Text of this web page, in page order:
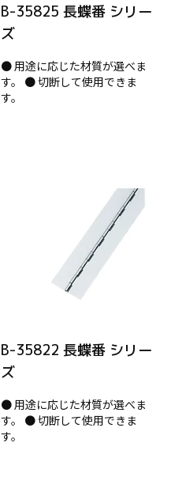
B-35825 長蝶番 シリー
ズ
● 用途に応じた材質が選べま
す。 ● 切断して使用できま
す。
B-35822 長蝶番 シリー
ズ
● 用途に応じた材質が選べま
す。 ● 切断して使用できま
す。